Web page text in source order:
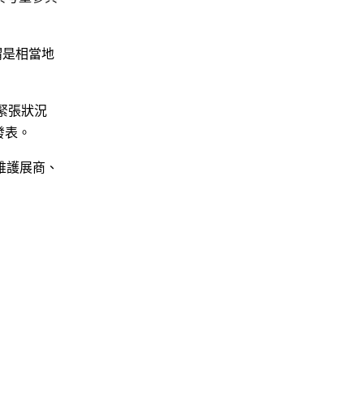
相當地
張狀況
。
展商、